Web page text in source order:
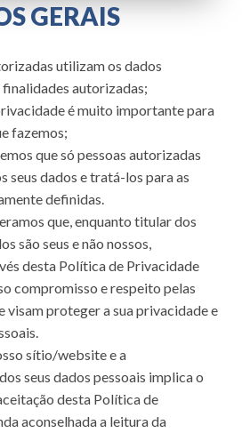
GERAIS
utilizam os dados
autorizadas;
é muito importante para
fazemos;
que só pessoas autorizadas
seus dados e tratá-los para as
definidas.
que, enquanto titular dos
são seus e não nossos,
desta Política de Privacidade
compromisso e respeito pelas
visam proteger a sua privacidade e
sítio/website e a
seus dados pessoais implica o
desta Política de
aconselhada a leitura da